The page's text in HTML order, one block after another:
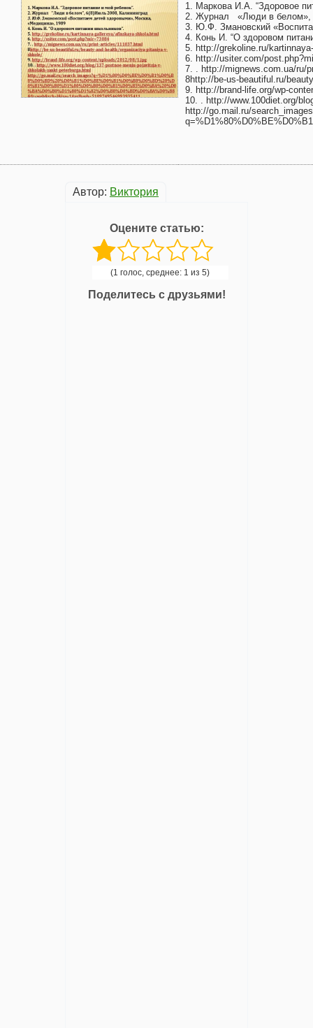
1. Маркова И.А. “Здоровое
2. Журнал «Люди в белом»,
3. Ю.Ф. Змановский
4. Конь И. “О здоровом
5. http://grekoline.ru/
6. http://usiter.com/
7. . http://mignews.com.ua/ru/
8http://be-us-beautiful.ru/
9. http://brand-life.org/wp-
10. . http://www.100diet.org/
http://go.mail.ru/
Автор: Виктория
Оцените статью:
(1 голос, среднее: 1 из 5)
Поделитесь с друзьями!